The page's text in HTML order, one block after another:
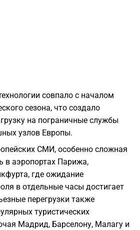
совпало с началом
сезона, что создало
на пограничные службы
узлов Европы.
СМИ, особенно сложная
в аэропортах Парижа,
где ожидание
в отдельные часы достигает
перегрузки также
туристических
Мадрид, Барселону, Малагу и